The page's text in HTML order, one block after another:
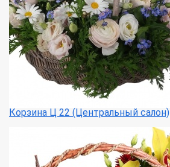
Корзина Ц 22 (Центральный салон)